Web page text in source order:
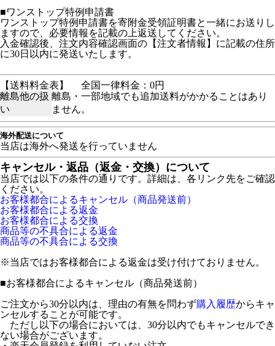
■ワンストップ特例申請書
ワンストップ特例申請書を寄附金受領証明書と一緒にお送りし
ますので、必要情報を記載の上返送してください。
入金確認後、注文内容確認画面の【注文者情報】に記載の住所
に30日以内に発送いたします。
【送料料金表】
全国一律料金：0円
離島他の扱
い
離島・一部地域でも追加送料がかかることはあり
ません。
海外配送について
当店は海外へ発送を行っていません
キャンセル・返品（返金・交換）について
当店では以下の条件の通りです。詳細は、各リンク先をご確認
ください。
お客様都合によるキャンセル（商品発送前）
お客様都合による返金
お客様都合による交換
商品等の不具合による返金
商品等の不具合による交換
※当店ではお客様都合による返金は受け付けておりません。
■お客様都合によるキャンセル（商品発送前）
ご注文から30分以内は、理由の有無を問わず購入履歴からキャ
ンセルすることが可能です。
ただし以下の場合においては、30分以内でもキャンセルでき
ない場合がございます。